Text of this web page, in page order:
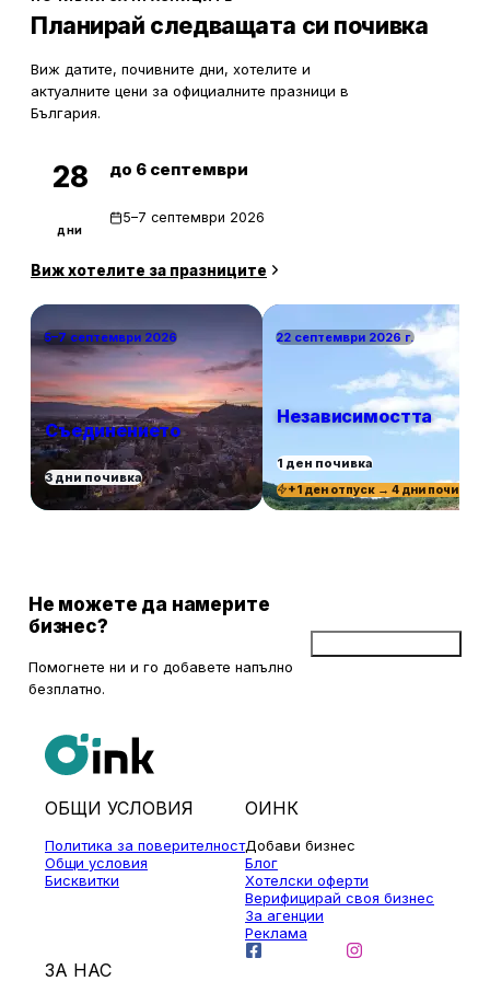
Планирай следващата си почивка
Виж датите, почивните дни, хотелите и
актуалните цени за официалните празници в
България.
28
дни
до 6 септември
5–7 септември 2026
Виж хотелите за празниците
5–7 септември 2026
Съединението
3 дни почивка
22 септември 2026 г.
Независимостта
1 ден почивка
+1 ден отпуск → 4 дни почивка
Не можете да намерите
бизнес?
Помогнете ни и го добавете напълно
безплатно.
ОБЩИ УСЛОВИЯ
Политика за поверителност
Общи условия
Бисквитки
ОИНК
Добави бизнес
Блог
Хотелски оферти
Верифицирай своя бизнес
За агенции
Реклама
ЗА НАС